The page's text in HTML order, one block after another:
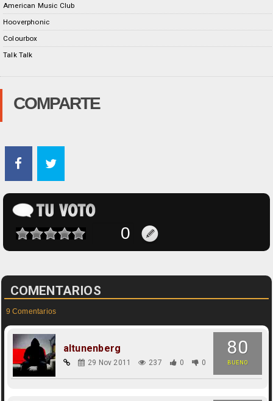
American Music Club
Hooverphonic
Colourbox
Talk Talk
COMPARTE
COMENTARIOS
9 Comentarios
80
BUENO
altunenberg
29 Nov 2011 237 0 0